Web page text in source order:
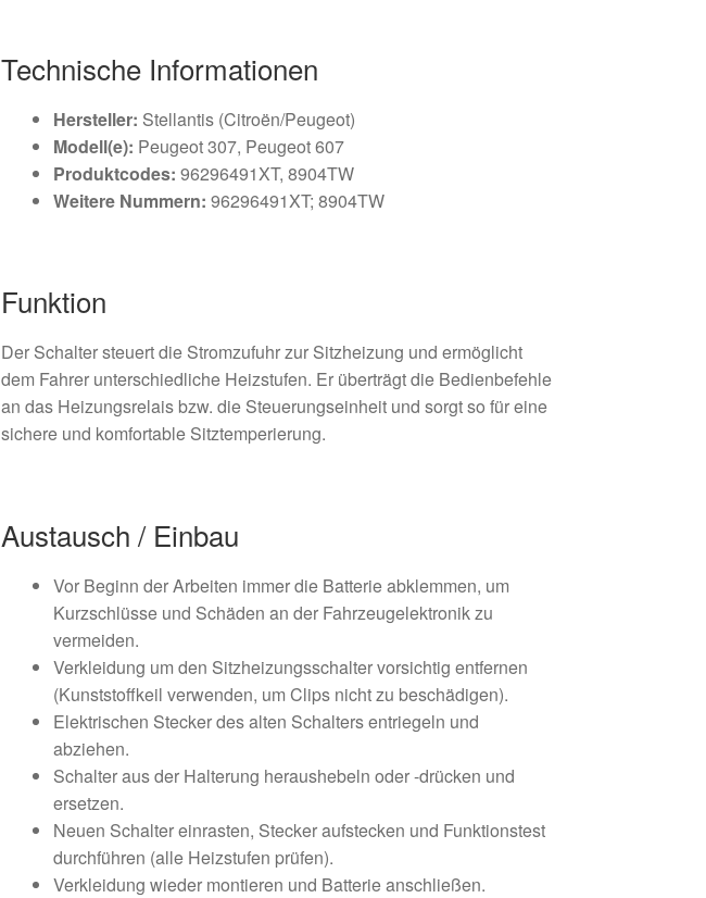
Technische Informationen
Hersteller: Stellantis (Citroën/Peugeot)
Modell(e): Peugeot 307, Peugeot 607
Produktcodes: 96296491XT, 8904TW
Weitere Nummern: 96296491XT; 8904TW
Funktion
Der Schalter steuert die Stromzufuhr zur Sitzheizung und ermöglicht
dem Fahrer unterschiedliche Heizstufen. Er überträgt die Bedienbefehle
an das Heizungsrelais bzw. die Steuerungseinheit und sorgt so für eine
sichere und komfortable Sitztemperierung.
Austausch / Einbau
Vor Beginn der Arbeiten immer die Batterie abklemmen, um
Kurzschlüsse und Schäden an der Fahrzeugelektronik zu
vermeiden.
Verkleidung um den Sitzheizungsschalter vorsichtig entfernen
(Kunststoffkeil verwenden, um Clips nicht zu beschädigen).
Elektrischen Stecker des alten Schalters entriegeln und
abziehen.
Schalter aus der Halterung heraushebeln oder -drücken und
ersetzen.
Neuen Schalter einrasten, Stecker aufstecken und Funktionstest
durchführen (alle Heizstufen prüfen).
Verkleidung wieder montieren und Batterie anschließen.